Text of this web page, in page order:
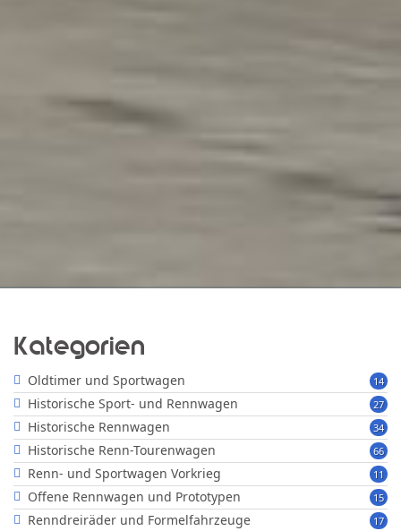
Kategorien
14
Oldtimer und Sportwagen
27
Historische Sport- und Rennwagen
34
Historische Rennwagen
66
Historische Renn-Tourenwagen
11
Renn- und Sportwagen Vorkrieg
15
Offene Rennwagen und Prototypen
17
Renndreiräder und Formelfahrzeuge